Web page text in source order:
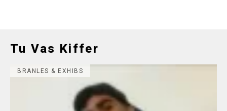
Tu Vas Kiffer
BRANLES & EXHIBS